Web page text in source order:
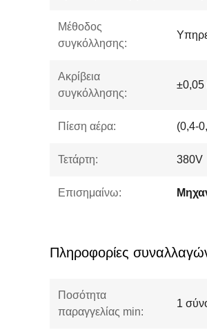
Μέθοδος
συγκόλλησης:
Ακρίβεια
συγκόλλησης:
±0,05
Πίεση αέρα: (0,4-
Τετάρτη: 380V
Επισημαίνω:
Πληροφορίες
Ποσότητα
παραγγελίας min:
1